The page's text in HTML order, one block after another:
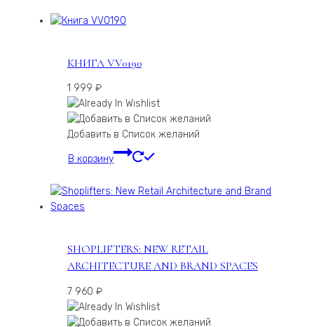
КНИГА VV0190
1 999 ₽
Добавить в Список желаний
В корзину
SHOPLIFTERS: NEW RETAIL
ARCHITECTURE AND BRAND SPACES
7 960 ₽